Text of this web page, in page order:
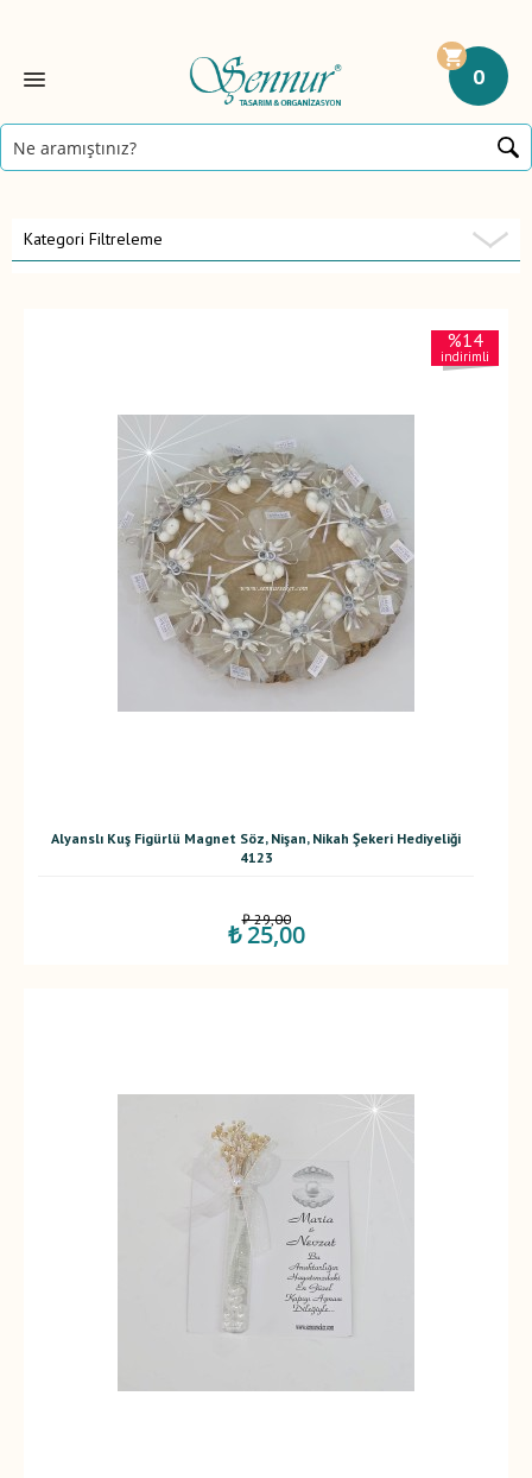
0
Kategori Filtreleme
%14
indirimli
Alyanslı Kuş Figürlü Magnet Söz, Nişan, Nikah Şekeri Hediyeliği
4123
₺ 29,00
₺ 25,00